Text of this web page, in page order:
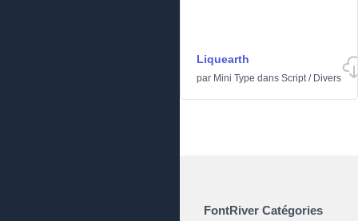
Liquearth
par Mini Type dans Script/ Divers
FontRiver Catégories